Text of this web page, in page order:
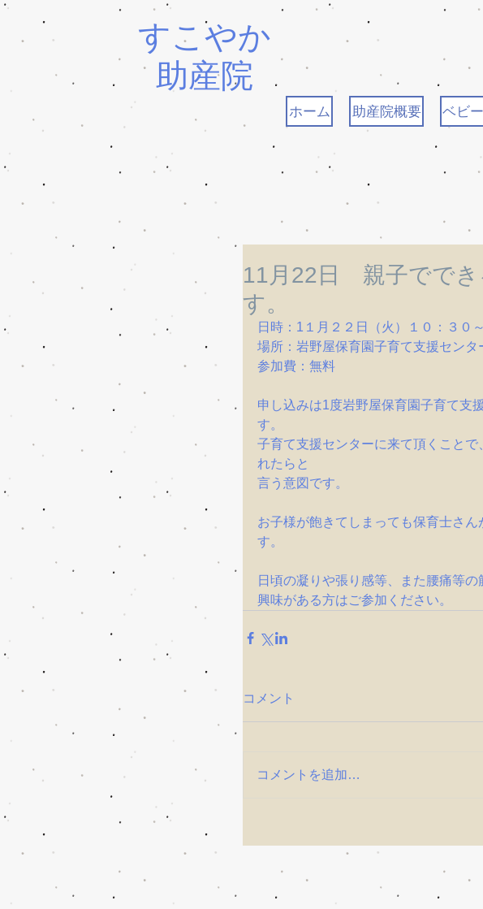
すこやか
助産院
ホーム 助産院概要 ベビ
11月22日 親子ででき
す。
日時：1１月２２日（火）１０：３０
場所：岩野屋保育園子育て支援センタ
参加費：無料
申し込みは1度岩野屋保育園子育て支
す。
子育て支援センターに来て頂くこと
れたらと
言う意図です。
お子様が飽きてしまっても保育士さ
す。
日頃の凝りや張り感等、また腰痛等
興味がある方はご参加ください。
コメント
コメントを追加…